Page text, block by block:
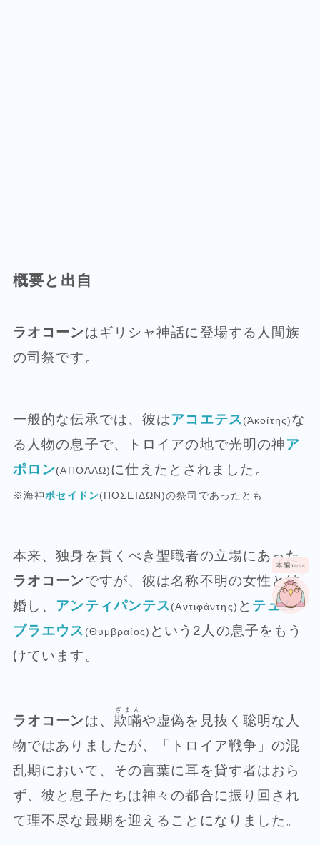
概要と出自
ラオコーンはギリシャ神話に登場する人間族
の司祭です。
一般的な伝承では、彼は アコエテス(Ἀκοίτης)な
る人物の息子で、トロイアの地で光明の神ア
ポロン(ΑΠΟΛΛΩ) に仕えたとされました。
※海神ポセイドン(ΠΟΣΕΙΔΩΝ)の祭司であったとも
本来、独身を貫くべき聖職者の立場にあった
ラオコーンですが、彼は名称不明の女性と結
婚し、 アンティパンテス(Αντιφάντης) と テュム
ブラエウス (Θυμβραίος) という2人の息子をもう
けています。
ラオコーンは、 欺瞞
ぎまん
や虚偽を見抜く聡明な人
物ではありましたが、「トロイア戦争」の混
乱期において、その言葉に耳を貸す者はおら
ず、彼と息子たちは神々の都合に振り回され
て理不尽な最期を迎えることになりました。